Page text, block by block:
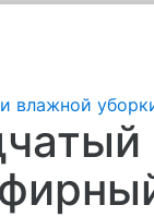
влажной